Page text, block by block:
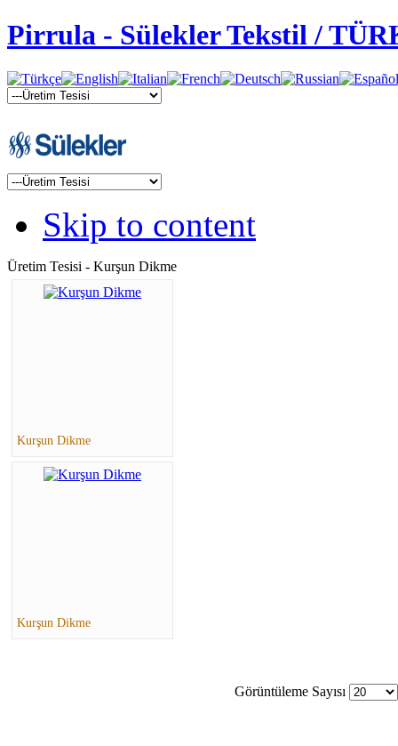
Pirrula - Sülekler Tekstil /
Skip to content
Üretim Tesisi - Kurşun Dikme
Kurşun Dikme
Kurşun Dikme
Görüntüleme Sayısı